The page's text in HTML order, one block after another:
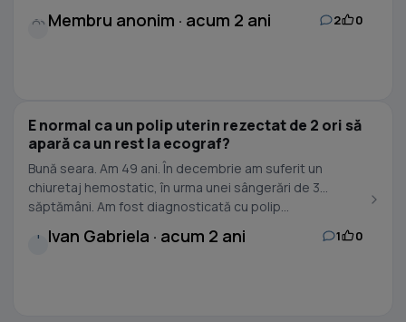
Membru anonim · acum 2 ani 2 0
E normal ca un polip uterin rezectat de 2 ori să
apară ca un rest la ecograf?
Bună seara. Am 49 ani. În decembrie am suferit un
chiuretaj hemostatic, în urma unei sângerări de 3
săptămâni. Am fost diagnosticată cu polip...
I Ivan Gabriela · acum 2 ani 1 0